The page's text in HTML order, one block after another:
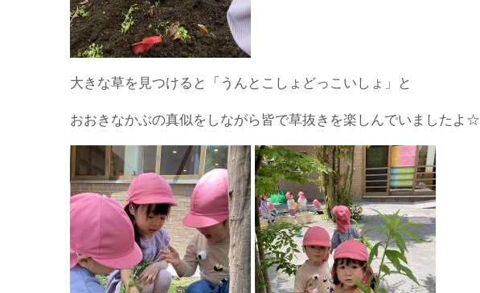
大きな草を見つけると「うんとこしょどっこいしょ」と
おおきなかぶの真似をしながら皆で草抜きを楽しんでいましたよ☆